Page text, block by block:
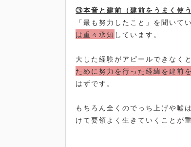
③本音と建前（建前をうまく使う
「最も努力したこと」を聞いて
は重々承知 しています。
大した経験がアピールできなく
ために努力を行った経緯を建前
はずです。
もちろん全くのでっち上げや嘘
けて要領よく生きていくことが